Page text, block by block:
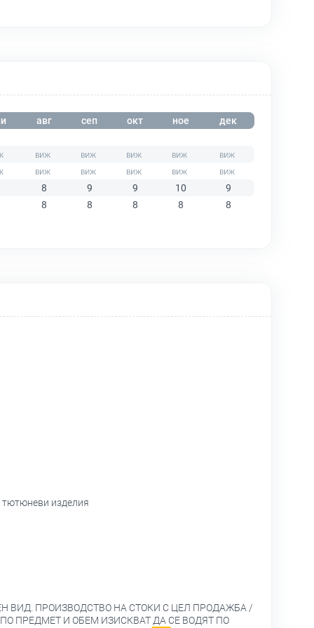
авг сеп окт ное дек
8 9 9 10
9
8
8 8 8 8
тютюневи изделия
ВИД. ПРОИЗВОДСТВО НА СТОКИ С ЦЕЛ ПРОДАЖБА /
ПРЕДМЕТ И ОБЕМ ИЗИСКВАТ ДА СЕ ВОДЯТ ПО